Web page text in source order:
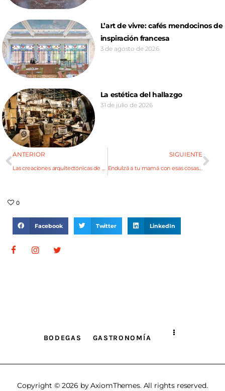
L’art de vivre: cafés mendocinos de
inspiración francesa
3 de agosto de 2026
La estética del hallazgo
31 de julio de 2026
ANTERIOR
Las creaciones arquitectónicas de Sebastián Andía
SIGUIENTE
Endulzá a tu mamá con esas cosas que más le gustan
0
Facebook Twitter LinkedIn
BODEGAS GASTRONOMÍA
Copyright © 2026 by AxiomThemes. All rights reserved.